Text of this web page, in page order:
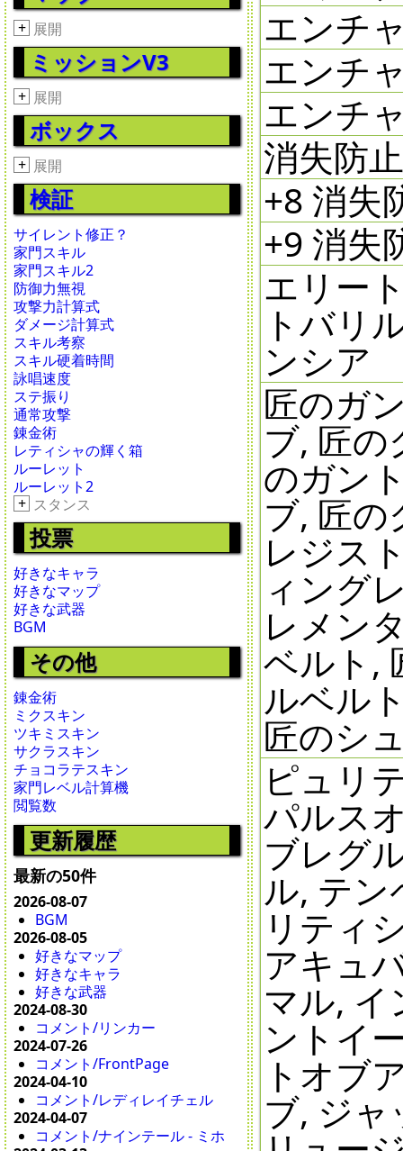
+ 展開
ミッションV3
+ 展開
ボックス
+ 展開
検証
サイレント修正？
家門スキル
家門スキル2
防御力無視
攻撃力計算式
ダメージ計算式
スキル考察
スキル硬着時間
詠唱速度
ステ振り
通常攻撃
錬金術
レティシャの輝く箱
ルーレット
ルーレット2
+ スタンス
投票
好きなキャラ
好きなマップ
好きな武器
BGM
その他
錬金術
ミクスキン
ツキミスキン
サクラスキン
チョコラテスキン
家門レベル計算機
閲覧数
更新履歴
最新の50件
2026-08-07
BGM
2026-08-05
好きなマップ
好きなキャラ
好きな武器
2024-08-30
コメント/リンカー
2024-07-26
コメント/FrontPage
2024-04-10
コメント/レディレイチェル
2024-04-07
コメント/ナインテール - ミホ
エンチ
エンチ
エンチ
消失防
+8 消失
+9 消失
エリー
トバリ
ンシア
匠のガ
ブ, 匠
のガン
ブ, 匠
レジス
ィング
レメン
ベルト,
ルベル
匠のシ
ピュリ
パルス
ブレグ
ル, テ
リティ
アキュ
マル,
ントイ
トオブ
ブ, ジ